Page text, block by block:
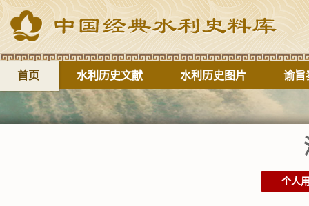
首页 水利历史文献 水利历史图片 谕旨
个人